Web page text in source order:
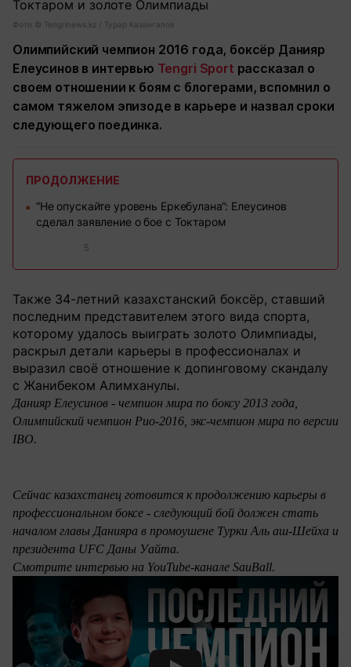
Фото © Tengrinews.kz / Турар Казангапов
Олимпийский чемпион 2016 года, боксёр Данияр
Елеусинов в интервью Tengri Sport рассказал о
своем отношении к боям с блогерами, вспомнил о
самом тяжелом эпизоде в карьере и назвал сроки
следующего поединка.
ПРОДОЛЖЕНИЕ
■
“Не опускайте уровень Еркебулана“: Елеусинов
сделал заявление о бое с Токтаром
5
Также 34-летний казахстанский боксёр, ставший
последним представителем этого вида спорта,
которому удалось выиграть золото Олимпиады,
раскрыл детали карьеры в профессионалах и
выразил своё отношение к допинговому скандалу
с Жанибеком Алимханулы.
Данияр Елеусинов - чемпион мира по боксу 2013 года,
Олимпийский чемпион Рио-2016, экс-чемпион мира по версии
IBO.
Сейчас казахстанец готовится к продолжению карьеры в
профессиональном боксе - следующий бой должен стать
началом главы Данияра в промоушене Турки Аль аш-Шейха и
президента UFC Даны Уайта.
Смотрите интервью на YouTube-канале SauBall.